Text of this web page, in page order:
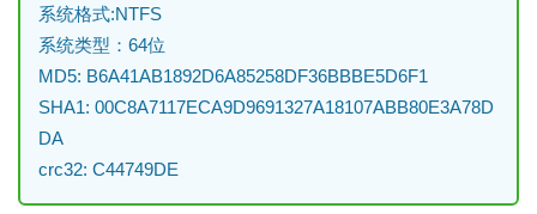
系统格式:NTFS
系统类型：64位
MD5: B6A41AB1892D6A85258DF36BBBE5D6F1
SHA1: 00C8A7117ECA9D9691327A18107ABB80E3A78D
DA
crc32: C44749DE